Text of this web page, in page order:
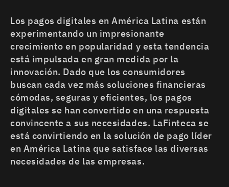
Los pagos digitales en América Latina están
experimentando un impresionante
crecimiento en popularidad y esta tendencia
está impulsada en gran medida por la
innovación. Dado que los consumidores
buscan cada vez más soluciones financieras
cómodas, seguras y eficientes, los pagos
digitales se han convertido en una respuesta
convincente a sus necesidades. LaFinteca se
está convirtiendo en la solución de pago líder
en América Latina que satisface las diversas
necesidades de las empresas.